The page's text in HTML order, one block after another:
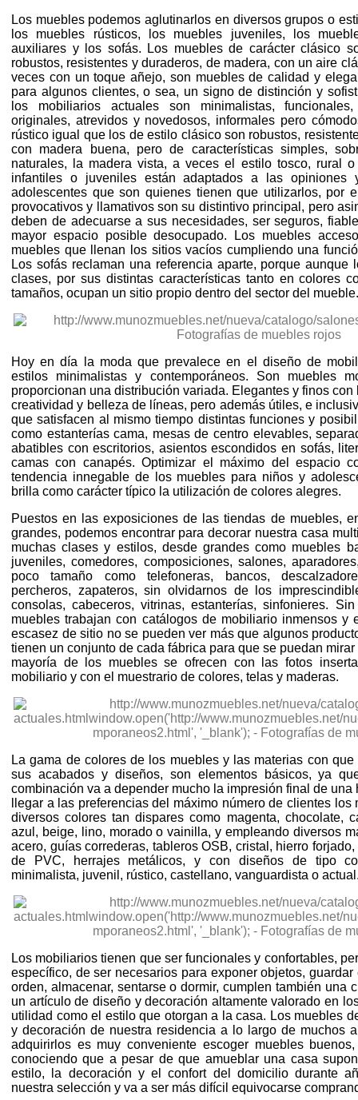
Los muebles podemos aglutinarlos en diversos grupos o
los muebles rústicos, los muebles juveniles, los
auxiliares y los sofás. Los muebles de carácter clásico
robustos, resistentes y duraderos, de madera, con un aire
veces con un toque añejo, son muebles de calidad y
para algunos clientes, o sea, un signo de distinción y
los mobiliarios actuales son minimalistas,
originales, atrevidos y novedosos, informales pero
rústico igual que los de estilo clásico son robustos,
con madera buena, pero de características simples,
naturales, la madera vista, a veces el estilo tosco, rural
infantiles o juveniles están adaptados a las
adolescentes que son quienes tienen que utilizarlos, por
provocativos y llamativos son su distintivo principal, pero
deben de adecuarse a sus necesidades, ser seguros,
mayor espacio posible desocupado. Los muebles
muebles que llenan los sitios vacíos cumpliendo una
Los sofás reclaman una referencia aparte, porque aunque
clases, por sus distintas características tanto en colores
tamaños, ocupan un sitio propio dentro del sector del mueble.
Hoy en día la moda que prevalece en el diseño de
estilos minimalistas y contemporáneos. Son muebles
proporcionan una distribución variada. Elegantes y finos
creatividad y belleza de líneas, pero además útiles, e
que satisfacen al mismo tiempo distintas funciones y
como estanterías cama, mesas de centro elevables,
abatibles con escritorios, asientos escondidos en sofás,
camas con canapés. Optimizar el máximo del espacio
tendencia innegable de los muebles para niños y
brilla como carácter típico la utilización de colores alegres.
Puestos en las exposiciones de las tiendas de muebles,
grandes, podemos encontrar para decorar nuestra casa
muchas clases y estilos, desde grandes como muebles
juveniles, comedores, composiciones, salones,
poco tamaño como telefoneras, bancos,
percheros, zapateros, sin olvidarnos de los
consolas, cabeceros, vitrinas, estanterías, sinfonieres.
muebles trabajan con catálogos de mobiliario inmensos y
escasez de sitio no se pueden ver más que algunos
tienen un conjunto de cada fábrica para que se puedan
mayoría de los muebles se ofrecen con las fotos
mobiliario y con el muestrario de colores, telas y maderas.
La gama de colores de los muebles y las materias con
sus acabados y diseños, son elementos básicos, ya
combinación va a depender mucho la impresión final de una
llegar a las preferencias del máximo número de clientes
diversos colores tan dispares como magenta, chocolate,
azul, beige, lino, morado o vainilla, y empleando diversos
acero, guías correderas, tableros OSB, cristal, hierro
de PVC, herrajes metálicos, y con diseños de tipo
minimalista, juvenil, rústico, castellano, vanguardista o
Los mobiliarios tienen que ser funcionales y confortables,
específico, de ser necesarios para exponer objetos, guardar
orden, almacenar, sentarse o dormir, cumplen también una
un artículo de diseño y decoración altamente valorado en
utilidad como el estilo que otorgan a la casa. Los muebles
y decoración de nuestra residencia a lo largo de muchos
adquirirlos es muy conveniente escoger muebles
conociendo que a pesar de que amueblar una casa
estilo, la decoración y el confort del domicilio durante
nuestra selección y va a ser más difícil equivocarse